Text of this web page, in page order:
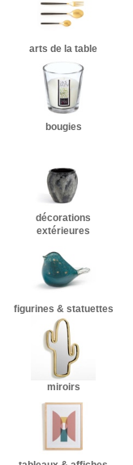
arts de la table
bougies
décorations
extérieures
figurines & statuettes
miroirs